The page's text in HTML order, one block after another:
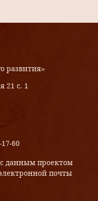
развития»
21 с. 1
60
данным проектом
почты